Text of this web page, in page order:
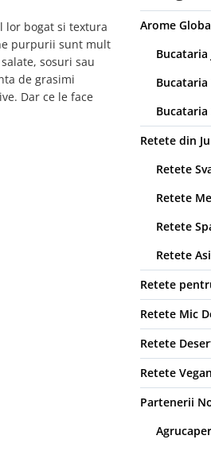
lor bogat si textura
purpurii sunt mult
sosuri sau
de grasimi
Dar ce le face
Arome
Bucataria
Bucataria
Bucataria
Retete din
Retete
Retete
Retete
Retete
Retete
Retete Mic
Retete
Retete
Partenerii